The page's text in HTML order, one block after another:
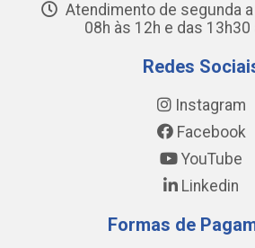
Atendimento de segunda
08h às 12h e das 13h30
Redes
Instagram
Facebook
YouTube
Linkedin
Formas de